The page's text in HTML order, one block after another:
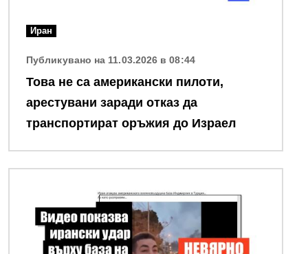
Иран
Публикувано на 11.03.2026 в 08:44
Това не са aмерикански пилоти,
арестувани заради отказ да
транспортират оръжия до Израел